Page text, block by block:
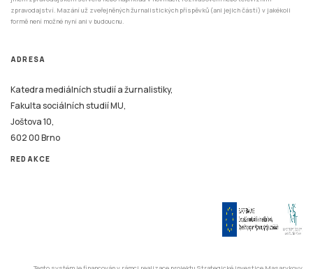
Katedra mediálních studií a žurnalistiky,
Joštova 10,
REDAKCE
Tento systém je financován v rámci realizace projektu Strategické investice Masarykovy
univerzity do vzdělávání SIMU+ registrační číslo CZ.02.2.67/0.0/0.0/16_016/0002416.